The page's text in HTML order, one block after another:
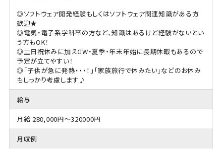
◎ソフトウェア開発経験もしくはソフトウェア関連知識がある方
歓迎★
◎電気・電子系学科卒の方など、知識はあるけど経験がないとい
う方もOK！
◎土日祝休みに加えGW・夏季・年末年始に長期休暇もあるので
予定が立てやすい！
◎「子供が急に発熱・・・！」「家族旅行で休みたい」などのお休み
もしっかり考慮します♪
給与
月給 280,000円～320000円
月収例